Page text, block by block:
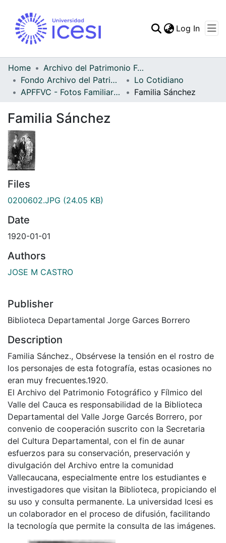
Statistics
Log In
Home
Archivo del Patrimonio Fotográfico y Fílmico del Valle del Cauca
Fondo Archivo del Patrimonio Fotográfico y Fílmico del Valle del Cauca
Lo Cotidiano
APFFVC - Fotos Familiares - Patrimonial
Familia Sánchez
Familia Sánchez
Files
0200602.JPG (24.05 KB)
Date
1920-01-01
Authors
JOSE M CASTRO
Publisher
Biblioteca Departamental Jorge Garces Borrero
Description
Familia Sánchez., Obsérvese la tensión en el rostro de
los personajes de esta fotografía, estas ocasiones no
eran muy frecuentes.1920.
El Archivo del Patrimonio Fotográfico y Fílmico del
Valle del Cauca es responsabilidad de la Biblioteca
Departamental del Valle Jorge Garcés Borrero, por
convenio de cooperación suscrito con la Secretaria
del Cultura Departamental, con el fin de aunar
esfuerzos para su conservación, preservación y
divulgación del Archivo entre la comunidad
Vallecaucana, especialmente entre los estudiantes e
investigadores que visitan la Biblioteca, propiciando el
su uso y consulta permanente. La universidad Icesi es
un colaborador en el proceso de difusión, facilitando
la tecnología que permite la consulta de las imágenes.